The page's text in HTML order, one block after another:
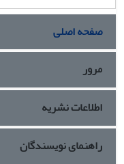
صفحه اصلی
مرور
اطلاعات نشریه
راهنمای نویسندگان